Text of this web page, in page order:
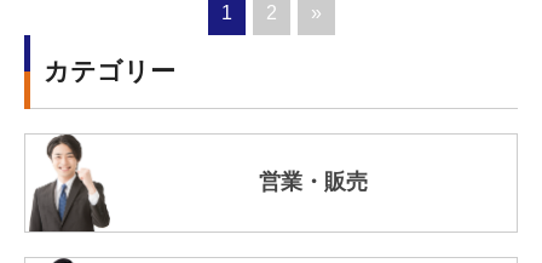
1 2 »
カテゴリー
営業・販売